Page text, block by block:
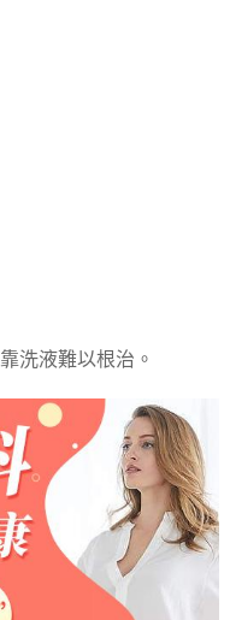
洗液難以根治。